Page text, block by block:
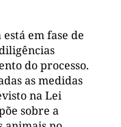
em fase de
do processo.
as medidas
na Lei
sobre a